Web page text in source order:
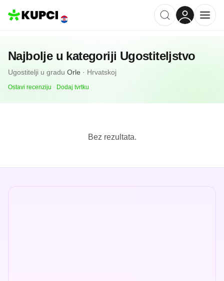
Najbolje u kategoriji Ugostiteljstvo
Ugostitelji u gradu Orle · Hrvatskoj
Ostavi recenziju Dodaj tvrtku
Bez rezultata.